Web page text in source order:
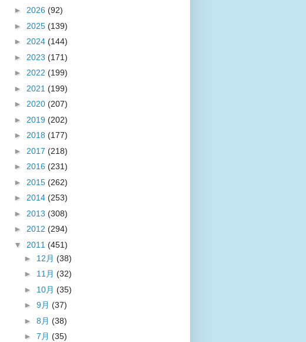
► 2026 (92)
► 2025 (139)
► 2024 (144)
► 2023 (171)
► 2022 (199)
► 2021 (199)
► 2020 (207)
► 2019 (202)
► 2018 (177)
► 2017 (218)
► 2016 (231)
► 2015 (262)
► 2014 (253)
► 2013 (308)
► 2012 (294)
▼ 2011 (451)
► 12月 (38)
► 11月 (32)
► 10月 (35)
► 9月 (37)
► 8月 (38)
► 7月 (35)